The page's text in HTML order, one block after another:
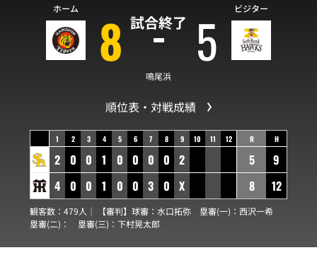
試合終了
ホーム 8 5 ビジター
鳴尾浜
順位表・対戦成績
1 2 3 4 5 6 7 8 9 10 11 12
2 0 0 1 0 0 0 0 2
4 0 0 1 0 0 3 0 X
R H
5
9
8
12
観客数：479人｜ 【審判】球審： 水口拓弥 塁審(一)： 西沢一希
塁審(二)：
塁審(三)： 下村晃太郎